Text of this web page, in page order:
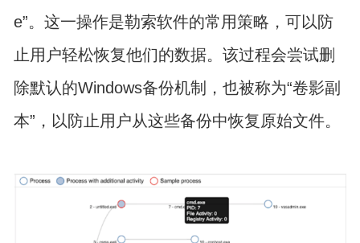
e”。这一操作是勒索软件的常用策略，可以防
止用户轻松恢复他们的数据。该过程会尝试删
除默认的Windows备份机制，也被称为“卷影副
本”，以防止用户从这些备份中恢复原始文件。